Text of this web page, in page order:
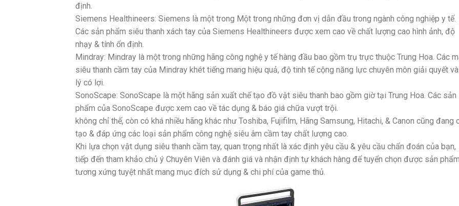
định.
Siemens Healthineers: Siemens là một trong Một trong những đơn vị dẫn đầu trong ngành công nghiệp y tế.
Các sản phẩm siêu thanh xách tay của Siemens Healthineers được xem cao về chất lượng cao hình ảnh, độ
nhạy & tính ổn định.
Mindray: Mindray là một trong những hãng công nghệ y tế hàng đầu bao gồm trụ trực thuộc Trung Hoa. Các
siêu thanh cầm tay của Mindray khét tiếng mang hiệu quả, độ tinh tế cộng năng lực chuyên môn giải quyết
lý có lợi.
SonoScape: SonoScape là một hãng sản xuất chế tạo đồ vật siêu thanh bao gồm giờ tại Trung Hoa. Các sản
phẩm của SonoScape được xem cao về tác dụng & báo giá chữa vượt trội.
không chỉ thế, còn có khá nhiều hãng khác như Toshiba, Fujifilm, Hãng Samsung, Hitachi, & Canon cũng đang
tạo & đáp ứng các loại sản phẩm công nghệ siêu âm cầm tay chất lượng cao.
Khi lựa chọn vật dụng siêu thanh cầm tay, quan trọng nhất là xác định yêu cầu & yêu cầu chẩn đoán của bạn,
tiếp đến tham khảo chủ ý Chuyên Viên và đánh giá và nhận định tự khách hàng để tuyển chọn được sản phẩm
tương xứng tuyệt nhất mang mục đích sử dụng & chi phí của game thủ.